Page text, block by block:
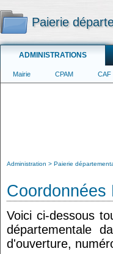
Paierie
ADMINISTRATIONS
Mairie CPAM CAF
Administration Paierie
Coordonnées
Voici ci-dessous
départementale
d'ouverture,